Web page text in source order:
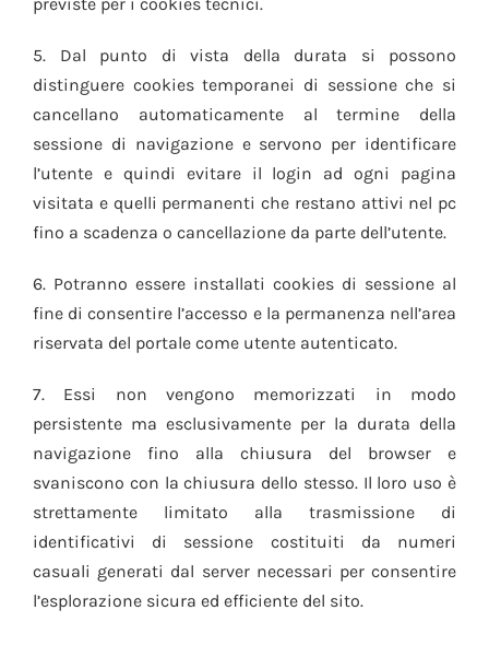
5. Dal punto di vista della durata si possono
distinguere cookies temporanei di sessione che si
cancellano automaticamente al termine della
sessione di navigazione e servono per identificare
l’utente e quindi evitare il login ad ogni pagina
visitata e quelli permanenti che restano attivi nel pc
fino a scadenza o cancellazione da parte dell’utente.
6. Potranno essere installati cookies di sessione al
fine di consentire l’accesso e la permanenza nell’area
riservata del portale come utente autenticato.
7. Essi non vengono memorizzati in modo
persistente ma esclusivamente per la durata della
navigazione fino alla chiusura del browser e
svaniscono con la chiusura dello stesso. Il loro uso è
strettamente limitato alla trasmissione di
identificativi di sessione costituiti da numeri
casuali generati dal server necessari per consentire
l’esplorazione sicura ed efficiente del sito.